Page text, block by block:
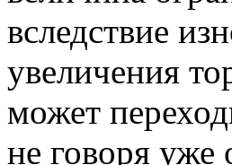
вследствие
увеличения
может
не говоря уже